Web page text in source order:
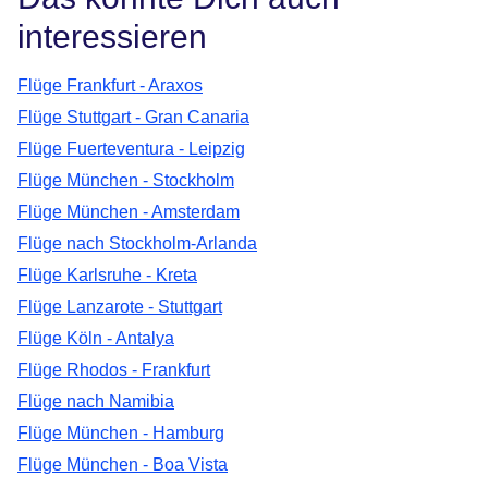
interessieren
Flüge Frankfurt - Araxos
Flüge Stuttgart - Gran Canaria
Flüge Fuerteventura - Leipzig
Flüge München - Stockholm
Flüge München - Amsterdam
Flüge nach Stockholm-Arlanda
Flüge Karlsruhe - Kreta
Flüge Lanzarote - Stuttgart
Flüge Köln - Antalya
Flüge Rhodos - Frankfurt
Flüge nach Namibia
Flüge München - Hamburg
Flüge München - Boa Vista